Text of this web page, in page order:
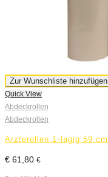
Zur Wunschliste hinzufügen
Quick View
Abdeckrollen
Abdeckrollen
Ärzterollen 1-lagig 59 cm
€ 61,80 €